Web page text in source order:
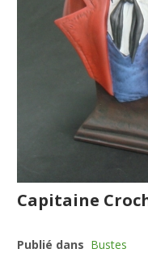
Capitaine
Publié dans Bustes